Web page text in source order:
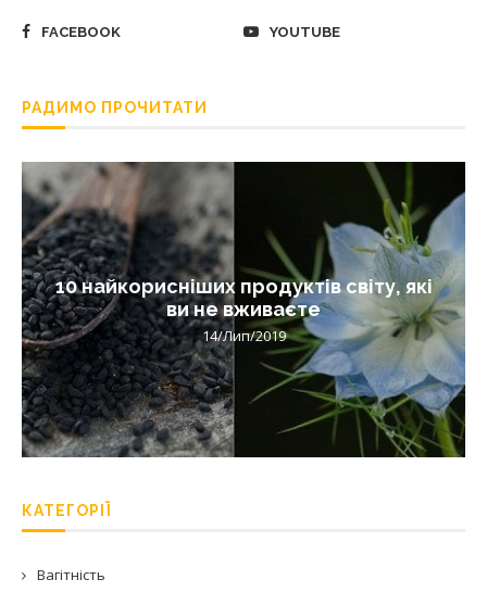
FACEBOOK YOUTUBE
РАДИМО ПРОЧИТАТИ
10 найкорисніших продуктів світу, які
ви не вживаєте
14/Лип/2019
КАТЕГОРІЇ
Вагітність